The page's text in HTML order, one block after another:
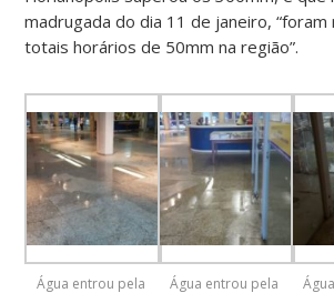
madrugada do dia 11 de janeiro,
totais horários de 50mm na região”.
Água entrou pela
Água entrou pela